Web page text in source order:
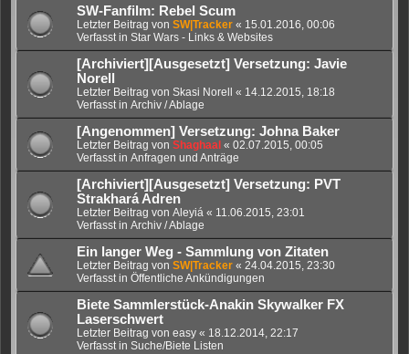
SW-Fanfilm: Rebel Scum
Letzter Beitrag von SW|Tracker « 15.01.2016, 00:06
Verfasst in Star Wars - Links & Websites
[Archiviert][Ausgesetzt] Versetzung: Javie
Norell
Letzter Beitrag von Skasi Norell « 14.12.2015, 18:18
Verfasst in Archiv / Ablage
[Angenommen] Versetzung: Johna Baker
Letzter Beitrag von Shaghaal « 02.07.2015, 00:05
Verfasst in Anfragen und Anträge
[Archiviert][Ausgesetzt] Versetzung: PVT
Strakhará Adren
Letzter Beitrag von Aleyiá « 11.06.2015, 23:01
Verfasst in Archiv / Ablage
Ein langer Weg - Sammlung von Zitaten
Letzter Beitrag von SW|Tracker « 24.04.2015, 23:30
Verfasst in Öffentliche Ankündigungen
Biete Sammlerstück-Anakin Skywalker FX
Laserschwert
Letzter Beitrag von easy « 18.12.2014, 22:17
Verfasst in Suche/Biete Listen